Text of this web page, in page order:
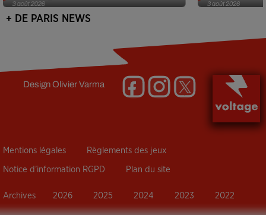
3 août 2026 3 août 2026
+ DE PARIS NEWS
DesignOlivier Varma
Mentions légales Règlements des jeux
Notice d’information RGPD Plan du site
Archives 2026 2025 2024 2023 2022